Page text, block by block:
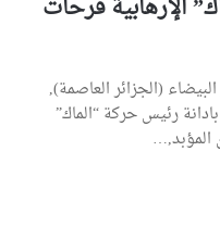
(الجزائر العاصمة),
رئيس حركة “الماك”
المؤبد,…